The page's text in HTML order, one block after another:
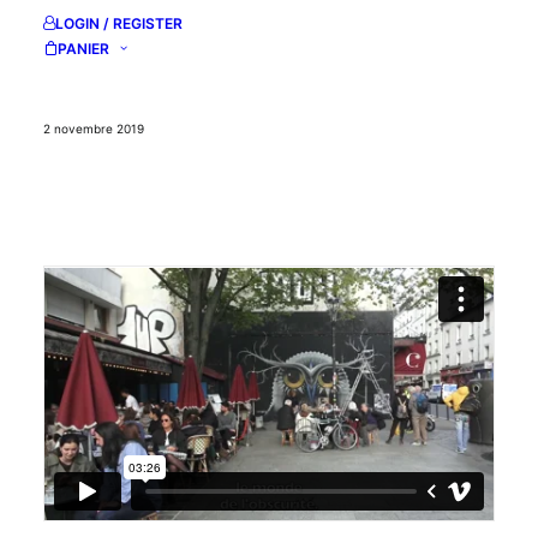
LOGIN / REGISTER
PANIER
# 293 SOTEN
2 novembre 2019